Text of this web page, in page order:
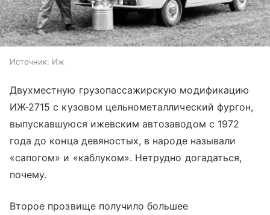
Источник: Иж
Двухместную грузопассажирскую модификацию
ИЖ-2715 с кузовом цельнометаллический фургон,
выпускавшуюся ижевским автозаводом с 1972
года до конца девяностых, в народе называли
«сапогом» и «каблуком». Нетрудно догадаться,
почему.
Второе прозвище получило большее